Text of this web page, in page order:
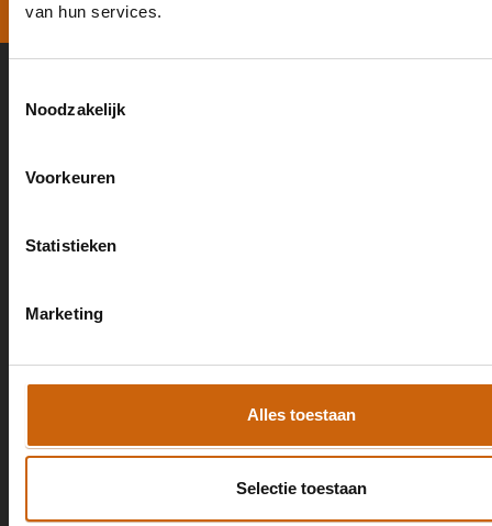
van hun services.
Noodzakelijk
Voorkeuren
Statistieken
Marketing
Alles toestaan
Selectie toestaan
Contact
office@mastertolken.nl
Over ons
Certificeringen
Algemene voorwaarden
Notaris Tolken
Advocatuur & Mediation